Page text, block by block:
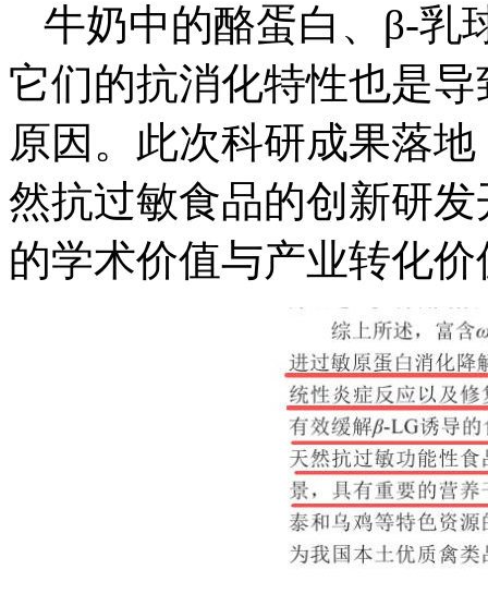
牛奶中的酪蛋白、β-乳
它们的抗消化特性也是
原因。此次科研成果落
然抗过敏食品的创新研
的学术价值与产业转化价